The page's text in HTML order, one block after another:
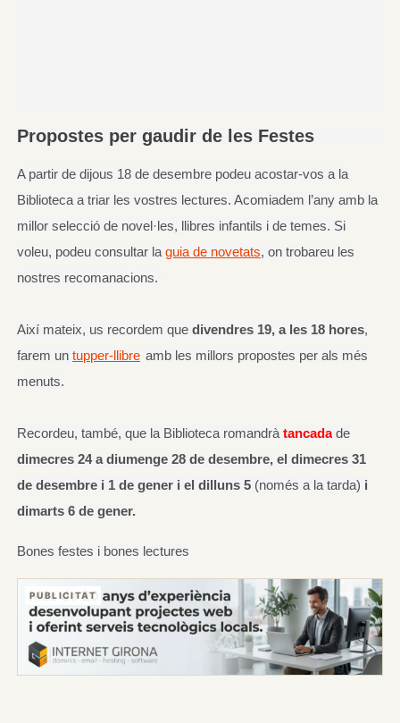
Propostes per gaudir de les Festes
A partir de dijous 18 de desembre podeu acostar-vos a la
Biblioteca a triar les vostres lectures. Acomiadem l’any amb la
millor selecció de novel·les, llibres infantils i de temes. Si
voleu, podeu consultar la guia de novetats, on trobareu les
nostres recomanacions.
Així mateix, us recordem que divendres 19, a les 18 hores,
farem un tupper-llibre amb les millors propostes per als més
menuts.
Recordeu, també, que la Biblioteca romandrà tancada de
dimecres 24 a diumenge 28 de desembre, el dimecres 31
de desembre i 1 de gener i el dilluns 5 (només a la tarda) i
dimarts 6 de gener.
Bones festes i bones lectures
PUBLICITAT